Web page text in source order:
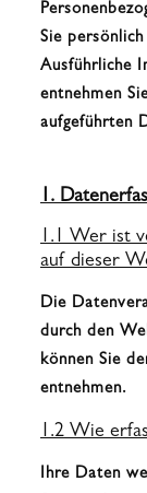
Sie
Ausführliche
entnehmen
aufgeführten
1.
1.1 Wer ist
auf dieser
Die
durch den
können Sie
entnehmen.
1.2 Wie
Ihre Daten